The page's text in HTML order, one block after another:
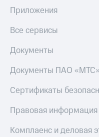
Приложения
Все сервисы
Документы
Документы ПАО «МТС»
Сертификаты
Правовая информация
Комплаенс и деловая